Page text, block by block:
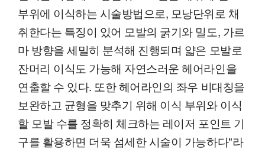
부위에 이식하는 시술방법으로, 모낭단위로 채
취한다는 특징이 있어 모발의 굵기와 밀도, 가르
마 방향을 세밀히 분석해 진행되며 얇은 모발로
잔머리 이식도 가능해 자연스러운 헤어라인을
연출할 수 있다. 또한 헤어라인의 좌우 비대칭을
보완하고 균형을 맞추기 위해 이식 부위와 이식
할 모발 수를 정확히 체크하는 레이저 포인트 기
구를 활용하면 더욱 섬세한 시술이 가능하다"라